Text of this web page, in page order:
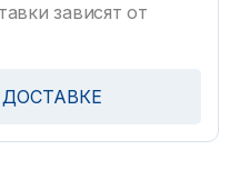
зависят от